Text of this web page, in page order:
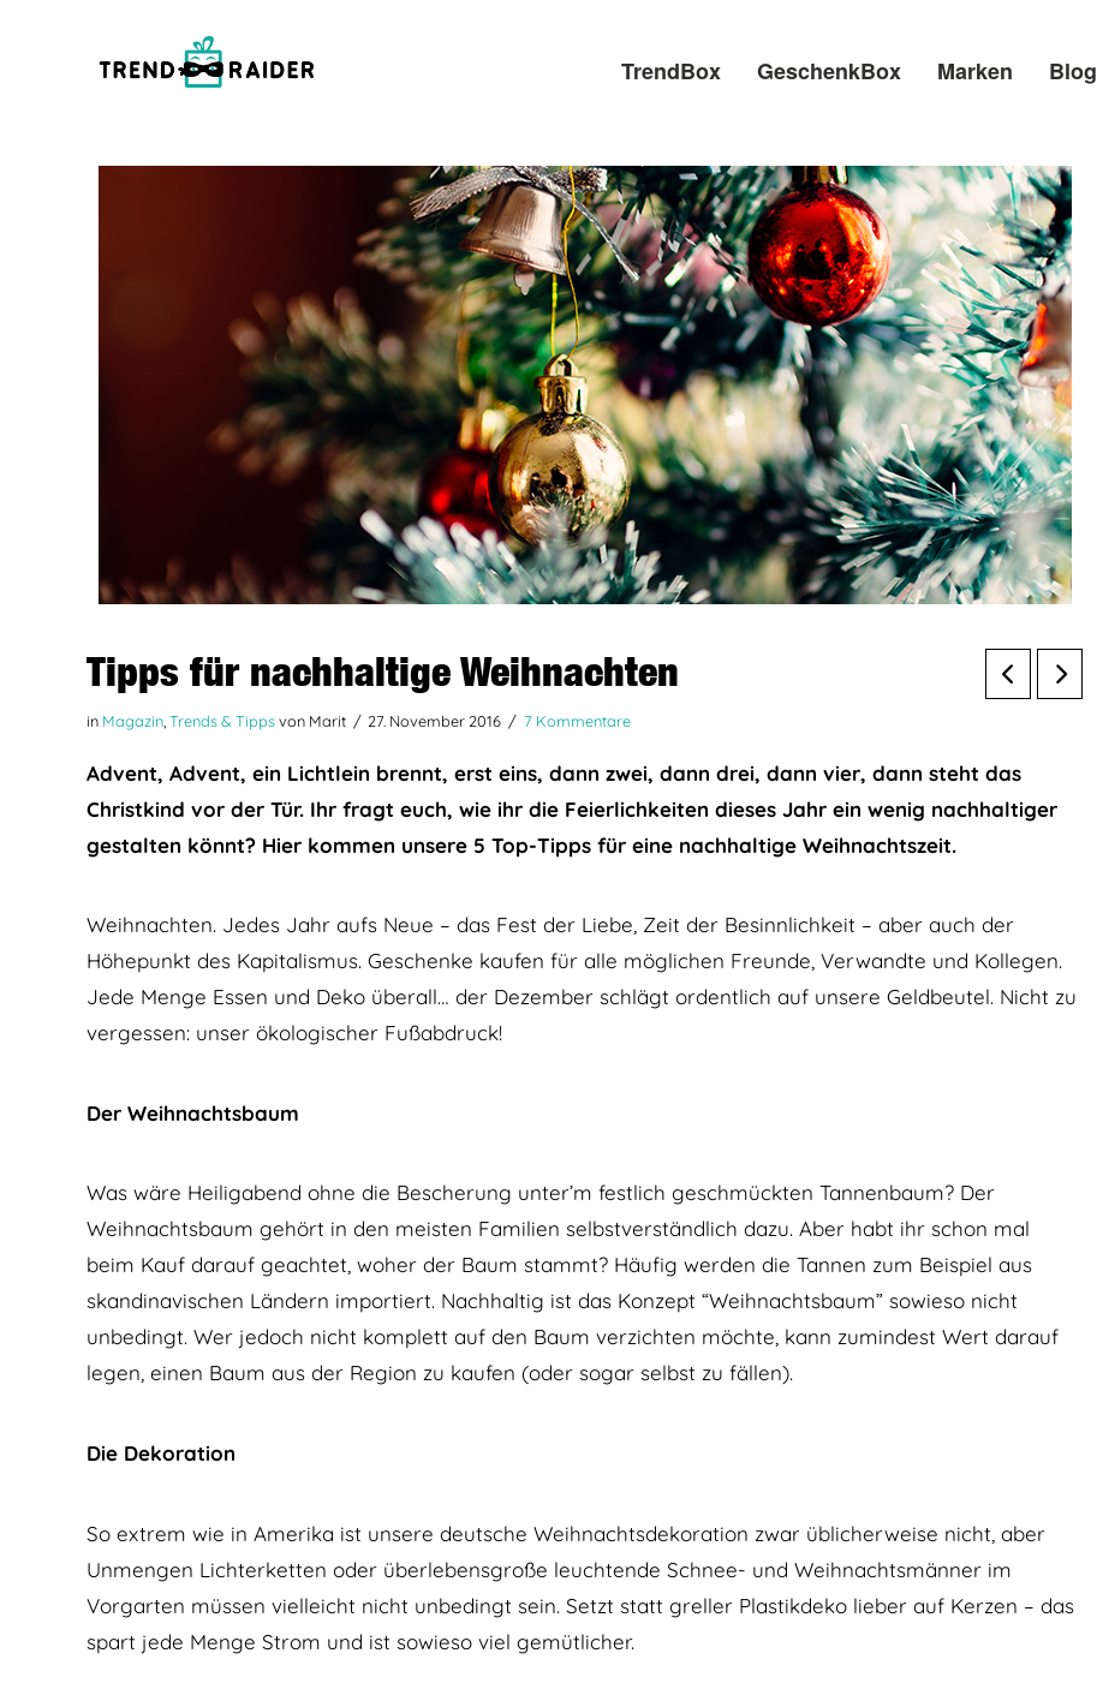
TrendBox GeschenkBox Marken Blog
Tipps für nachhaltige Weihnachten
in Magazin,Trends & Tippsvon Marit 27. November 2016 7 Kommentare
Advent, Advent, ein Lichtlein brennt, erst eins, dann zwei, dann drei, dann vier, dann steht das
Christkind vor der Tür. Ihr fragt euch, wie ihr die Feierlichkeiten dieses Jahr ein wenig nachhaltiger
gestalten könnt? Hier kommen unsere 5 Top-Tipps für eine nachhaltige Weihnachtszeit.
Weihnachten. Jedes Jahr aufs Neue – das Fest der Liebe, Zeit der Besinnlichkeit – aber auch der
Höhepunkt des Kapitalismus. Geschenke kaufen für alle möglichen Freunde, Verwandte und Kollegen.
Jede Menge Essen und Deko überall… der Dezember schlägt ordentlich auf unsere Geldbeutel. Nicht zu
vergessen: unser ökologischer Fußabdruck!
Der Weihnachtsbaum
Was wäre Heiligabend ohne die Bescherung unter’m festlich geschmückten Tannenbaum? Der
Weihnachtsbaum gehört in den meisten Familien selbstverständlich dazu. Aber habt ihr schon mal
beim Kauf darauf geachtet, woher der Baum stammt? Häufig werden die Tannen zum Beispiel aus
skandinavischen Ländern importiert. Nachhaltig ist das Konzept “Weihnachtsbaum” sowieso nicht
unbedingt. Wer jedoch nicht komplett auf den Baum verzichten möchte, kann zumindest Wert darauf
legen, einen Baum aus der Region zu kaufen (oder sogar selbst zu fällen).
Die Dekoration
So extrem wie in Amerika ist unsere deutsche Weihnachtsdekoration zwar üblicherweise nicht, aber
Unmengen Lichterketten oder überlebensgroße leuchtende Schnee- und Weihnachtsmänner im
Vorgarten müssen vielleicht nicht unbedingt sein. Setzt statt greller Plastikdeko lieber auf Kerzen – das
spart jede Menge Strom und ist sowieso viel gemütlicher.